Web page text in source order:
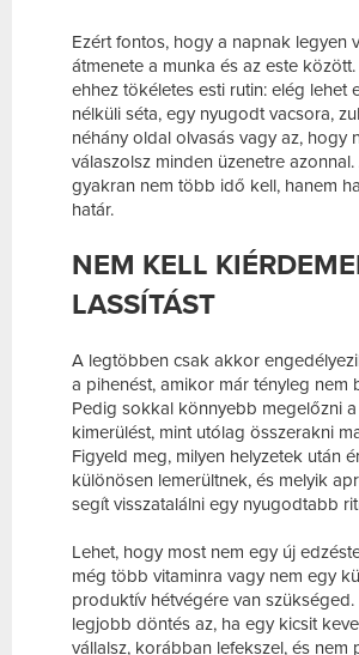
Ezért fontos, hogy a napnak legyen
átmenete a munka és az este
ehhez tökéletes esti rutin: elég lehet
nélküli séta, egy nyugodt vacsora,
néhány oldal olvasás vagy az, hogy
válaszolsz minden üzenetre
gyakran nem több idő kell, hanem
határ.
NEM KELL
LASSÍTÁST
A legtöbben csak akkor
a pihenést, amikor már tényleg nem
Pedig sokkal könnyebb megelőzni
kimerülést, mint utólag összerakni
Figyeld meg, milyen helyzetek után
különösen lemerültnek, és melyik
segít visszatalálni egy nyugodtabb
Lehet, hogy most nem egy új
még több vitaminra vagy nem egy
produktív hétvégére van szükséged.
legjobb döntés az, ha egy kicsit
vállalsz, korábban lefekszel, és nem